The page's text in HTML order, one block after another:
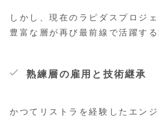
しかし、現在のラピダスプロジ
豊富な層が再び最前線で活躍す
熟練層の雇用と技術継承
かつてリストラを経験したエン